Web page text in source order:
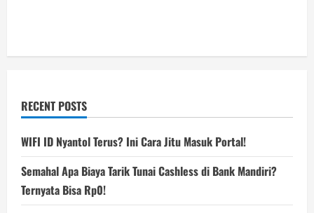
RECENT POSTS
WIFI ID Nyantol Terus? Ini Cara Jitu Masuk Portal!
Semahal Apa Biaya Tarik Tunai Cashless di Bank Mandiri?
Ternyata Bisa Rp0!